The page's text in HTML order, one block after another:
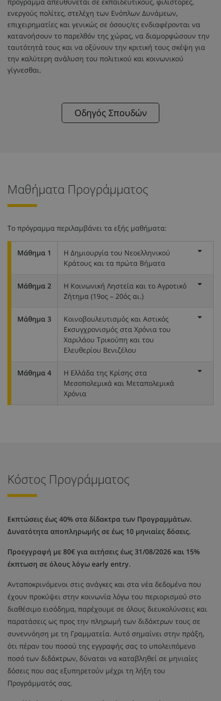
ενεργούς πολίτες, στελέχη των Ενόπλων Δυνάμεων,
επιχειρηματίες και γενικώς σε όσους/ες ενδιαφέρονται να
κατανοήσουν το παρελθόν της χώρας, να διαμορφώσουν την
ταυτότητά τους και να οξύνουν την κριτική τους σκέψη για
την καλύτερη ανάλυση του πολιτικού και κοινωνικού
γίγνεσθαι.
Οδηγός Σπουδών
Μαθήματα Προγράμματος
Το πρόγραμμα περιλαμβάνει τα εξής μαθήματα:
Μάθημα 1
Η Δημιουργία του Νεοελληνικού
Κράτους και τα πρώτα Βήματα
Μάθημα 2
Η Κοινωνική Ληστεία και το Αγροτικό
Ζήτημα (19ος – 20ός αι.)
Μάθημα 3
Κοινοβουλευτισμός και Αστικός
Εκσυγχρονισμός στα Χρόνια του
Χαριλάου Τρικούπη και του
Ελευθερίου Βενιζέλου
Μάθημα 4
Η Ελλάδα της Κρίσης στα
Μεσοπολεμικά και Μεταπολεμικά
Χρόνια
Κόστος Προγράμματος
Εκπτώσεις έως 40% στα δίδακτρα των Προγραμμάτων.
Δυνατότητα αποπληρωμής σε έως 10 μηνιαίες δόσεις.
Προεγγραφή με 80€ για αιτήσεις έως 31/08/2026 και 15%
έκπτωση σε όλους λόγω early entry.
Ανταποκρινόμενοι στις ανάγκες και στα νέα δεδομένα που
έχουν προκύψει στην κοινωνία λόγω του περιορισμού στο
διαθέσιμο εισόδημα, παρέχουμε σε όλους διευκολύνσεις και
παρατάσεις ως προς την πληρωμή των διδάκτρων τους σε
συνεννόηση με τη Γραμματεία. Αυτό σημαίνει στην πράξη,
ότι πέραν του ποσού της εγγραφής σας το υπολειπόμενο
ποσό των διδάκτρων, δύναται να καταβληθεί σε μηνιαίες
δόσεις που σας εξυπηρετούν μέχρι τη λήξη του
Προγράμματός σας.